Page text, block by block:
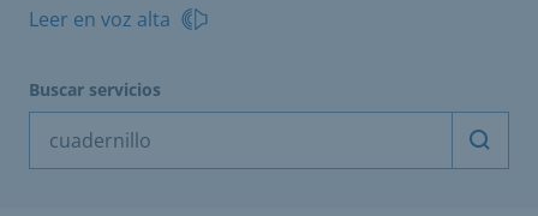
Leer en voz alta
Buscar servicios